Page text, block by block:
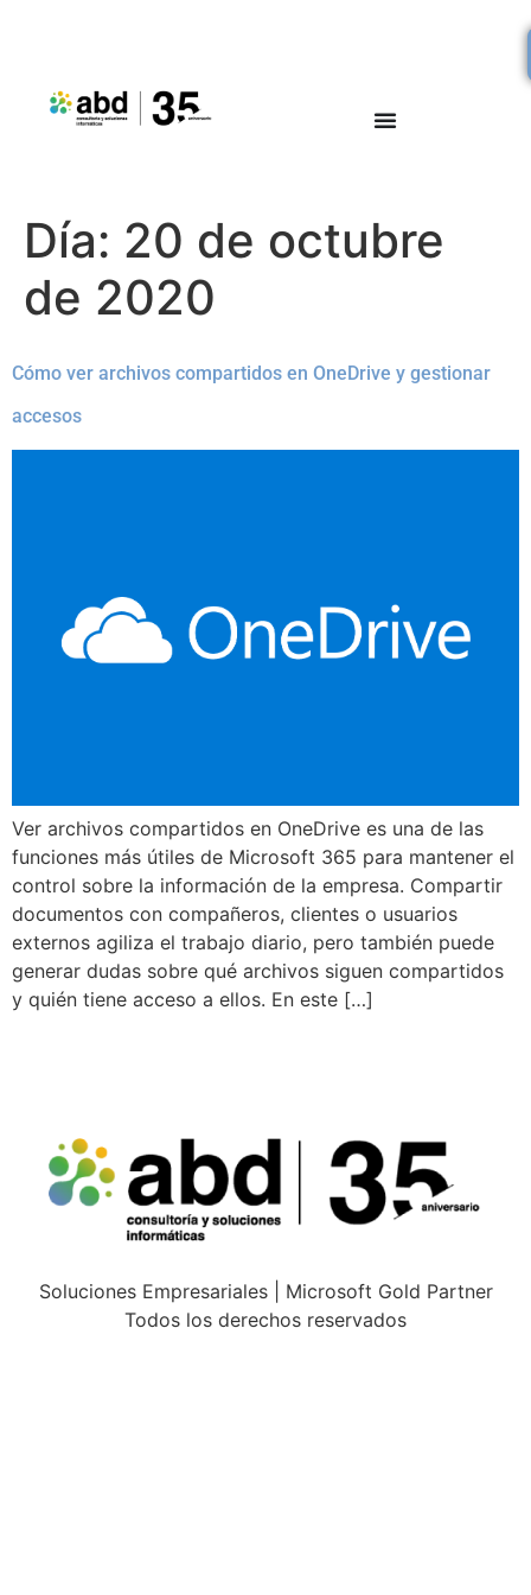
Día: 20 de octubre
de 2020
Cómo ver archivos compartidos en OneDrive y gestionar
accesos
Ver archivos compartidos en OneDrive es una de las
funciones más útiles de Microsoft 365 para mantener el
control sobre la información de la empresa. Compartir
documentos con compañeros, clientes o usuarios
externos agiliza el trabajo diario, pero también puede
generar dudas sobre qué archivos siguen compartidos
y quién tiene acceso a ellos. En este […]
Soluciones Empresariales | Microsoft Gold Partner
Todos los derechos reservados